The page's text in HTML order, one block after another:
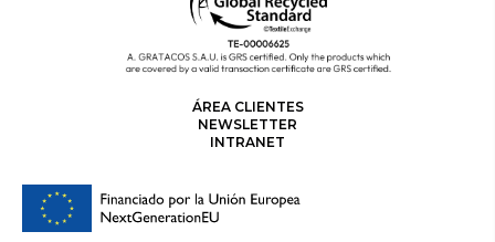
ÁREA CLIENTES
NEWSLETTER
INTRANET